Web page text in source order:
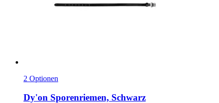
2 Optionen
Dy'on Sporenriemen, Schwarz